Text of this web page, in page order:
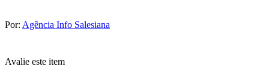
Por: Agência Info Salesiana
Avalie este item